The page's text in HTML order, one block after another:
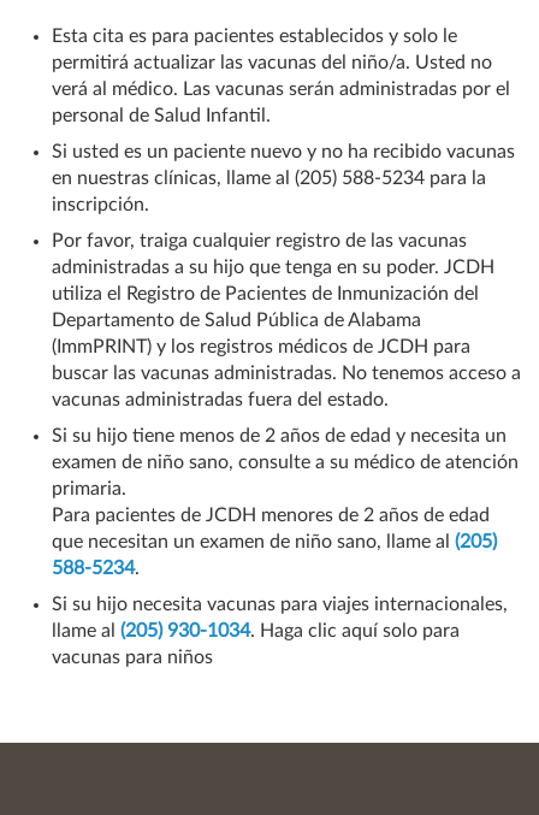
Esta cita es para pacientes establecidos y solo le
permitirá actualizar las vacunas del niño/a. Usted no
verá al médico. Las vacunas serán administradas por el
personal de Salud Infantil.
Si usted es un paciente nuevo y no ha recibido vacunas
en nuestras clínicas, llame al (205) 588-5234 para la
inscripción.
Por favor, traiga cualquier registro de las vacunas
administradas a su hijo que tenga en su poder. JCDH
utiliza el Registro de Pacientes de Inmunización del
Departamento de Salud Pública de Alabama
(ImmPRINT) y los registros médicos de JCDH para
buscar las vacunas administradas. No tenemos acceso a
vacunas administradas fuera del estado.
Si su hijo tiene menos de 2 años de edad y necesita un
examen de niño sano, consulte a su médico de atención
primaria.
Para pacientes de JCDH menores de 2 años de edad
que necesitan un examen de niño sano, llame al (205)
588-5234.
Si su hijo necesita vacunas para viajes internacionales,
llame al (205) 930-1034. Haga clic aquí solo para
vacunas para niños